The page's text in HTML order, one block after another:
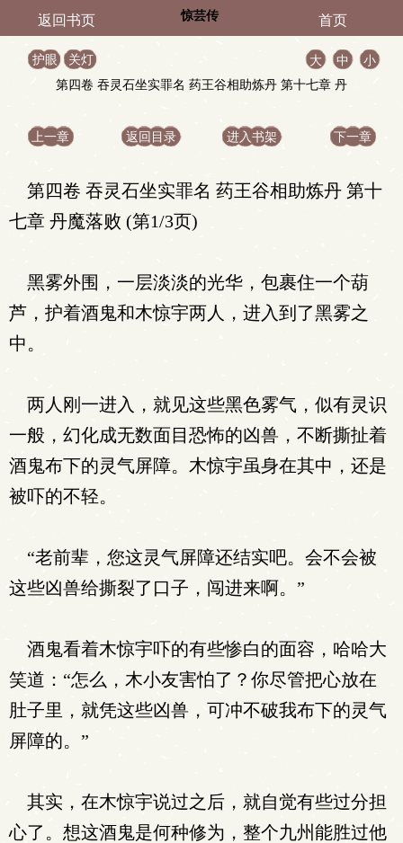
返回书页 惊芸传 首页
护眼 关灯 大 中
小
第四卷 吞灵石坐实罪名 药王谷相助炼丹 第十七章 丹
上一章 返回目录 进入书架 下一章
第四卷 吞灵石坐实罪名 药王谷相助炼丹 第十
七章 丹魔落败 (第1/3页)
黑雾外围，一层淡淡的光华，包裹住一个葫
芦，护着酒鬼和木惊宇两人，进入到了黑雾之
中。
两人刚一进入，就见这些黑色雾气，似有灵识
一般，幻化成无数面目恐怖的凶兽，不断撕扯着
酒鬼布下的灵气屏障。木惊宇虽身在其中，还是
被吓的不轻。
“老前辈，您这灵气屏障还结实吧。会不会被
这些凶兽给撕裂了口子，闯进来啊。”
酒鬼看着木惊宇吓的有些惨白的面容，哈哈大
笑道：“怎么，木小友害怕了？你尽管把心放在
肚子里，就凭这些凶兽，可冲不破我布下的灵气
屏障的。”
其实，在木惊宇说过之后，就自觉有些过分担
心了。想这酒鬼是何种修为，整个九州能胜过他